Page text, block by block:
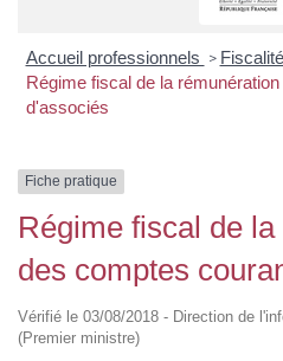
Accueil professionnels > Fiscalité
Régime fiscal de la
d'associés
Fiche pratique
Régime fiscal de
des comptes
Vérifié le 03/08/2018 - Direction de
(Premier ministre)